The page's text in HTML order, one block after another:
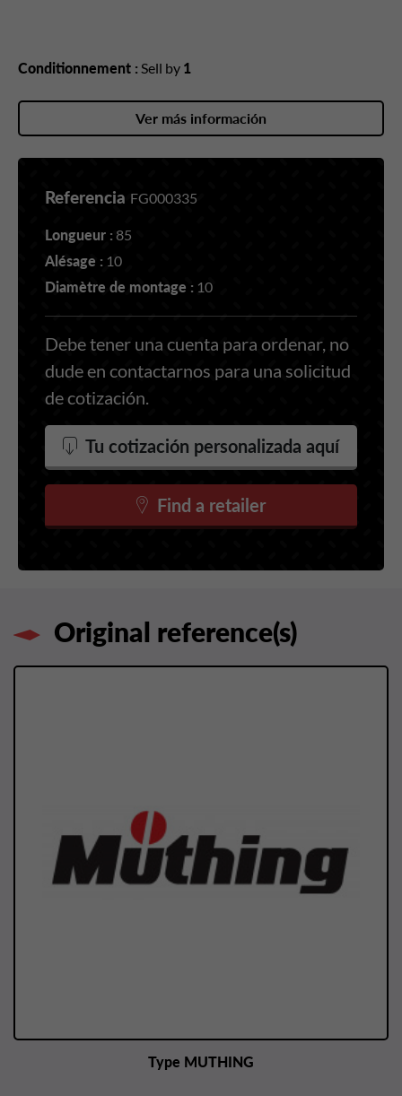
Conditionnement : Sell by 1
Ver más información
Referencia FG000335
Longueur : 85
Alésage : 10
Diamètre de montage : 10
Debe tener una cuenta para ordenar, no
dude en contactarnos para una solicitud
de cotización.
Tu cotización personalizada aquí
Find a retailer
Original reference(s)
Type MUTHING